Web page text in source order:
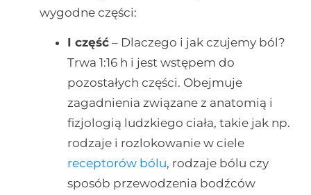
wygodne części:
I część– Dlaczego i jak czujemy ból?
Trwa 1:16 h i jest wstępem do
pozostałych części. Obejmuje
zagadnienia związane z anatomią i
fizjologią ludzkiego ciała, takie jak np.
rodzaje i rozlokowanie w ciele
receptorów bólu, rodzaje bólu czy
sposób przewodzenia bodźców